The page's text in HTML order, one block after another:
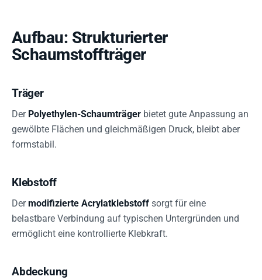
Aufbau: Strukturierter
Schaumstoffträger
Träger
Der Polyethylen-Schaumträger bietet gute Anpassung an
gewölbte Flächen und gleichmäßigen Druck, bleibt aber
formstabil.
Klebstoff
Dermodifizierte Acrylatklebstoff sorgt für eine
belastbare Verbindung auf typischen Untergründen und
ermöglicht eine kontrollierte Klebkraft.
Abdeckung